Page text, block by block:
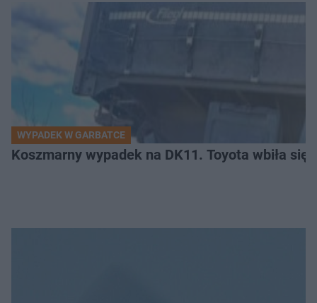
WYPADEK W GARBATCE
Koszmarny wypadek na DK11. Toyota wbiła się